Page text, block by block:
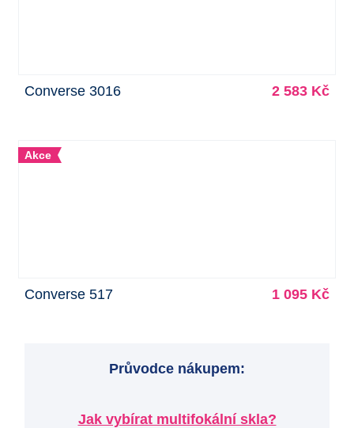
Converse 3016 2 583 Kč
Akce
Converse 517 1 095 Kč
Průvodce nákupem:
Jak vybírat multifokální skla?